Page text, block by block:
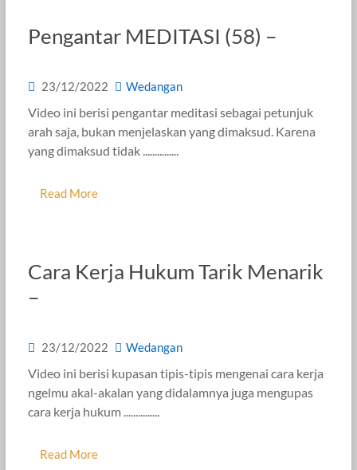
Pengantar MEDITASI (58) –
23/12/2022 Wedangan
Video ini berisi pengantar meditasi sebagai petunjuk
arah saja, bukan menjelaskan yang dimaksud. Karena
yang dimaksud tidak ...............
Read More
Cara Kerja Hukum Tarik Menarik
–
23/12/2022 Wedangan
Video ini berisi kupasan tipis-tipis mengenai cara kerja
ngelmu akal-akalan yang didalamnya juga mengupas
cara kerja hukum ...............
Read More